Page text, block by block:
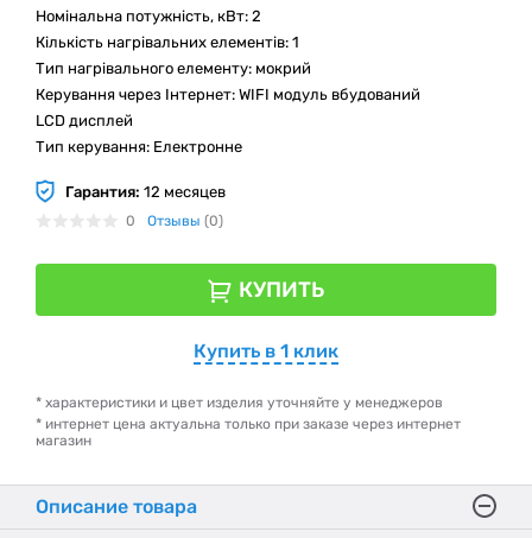
Номінальна потужність, кВт: 2
Кількість нагрівальних елементів: 1
Тип нагрівального елементу: мокрий
Керування через Інтернет: WIFI модуль вбудований
LCD дисплей
Тип керування: Електронне
Гарантия: 12 месяцев
0 Отзывы (0)
КУПИТЬ
Купить в 1 клик
* характеристики и цвет изделия уточняйте у менеджеров
* интернет цена актуальна только при заказе через интернет
магазин
Описание товара